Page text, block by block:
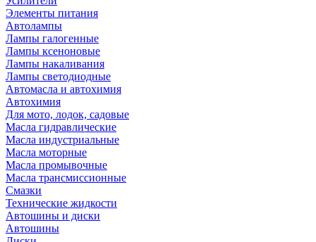
Элементы питания
Автолампы
Лампы галогенные
Лампы ксеноновые
Лампы накаливания
Лампы светодиодные
Автомасла и автохимия
Автохимия
Для мото, лодок, садовые
Масла гидравлические
Масла индустриальные
Масла моторные
Масла промывочные
Масла трансмиссионные
Смазки
Технические жидкости
Автошины и диски
Автошины